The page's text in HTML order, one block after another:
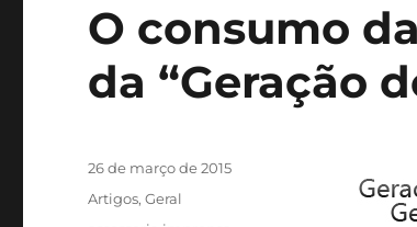
O consumo
da “Geração
Publicado
em
26 de março de 2015
Categorias
Artigos,Geral